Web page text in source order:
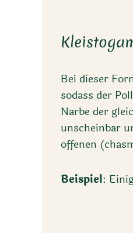
Bei dieser
sodass der
Narbe der
unscheinbar
offenen
Beispiel: